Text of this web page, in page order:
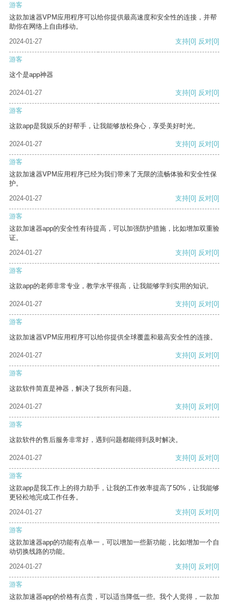
游客
这款加速器VPM应用程序可以给你提供最高速度和安全性的连接，并帮
助你在网络上自由移动。
2024-01-27
支持[0] 反对[0]
游客
这个是app神器
2024-01-27 支持[0] 反对[0]
游客
这款app是我娱乐的好帮手，让我能够放松身心，享受美好时光。
2024-01-27 支持[0] 反对[0]
游客
这款加速器VPM应用程序已经为我们带来了无限的流畅体验和安全性保
护。
2024-01-27
支持[0] 反对[0]
游客
这款加速器app的安全性有待提高，可以加强防护措施，比如增加双重验
证。
2024-01-27
支持[0] 反对[0]
游客
这款app的老师非常专业，教学水平很高，让我能够学到实用的知识。
2024-01-27 支持[0] 反对[0]
游客
这款加速器VPM应用程序可以给你提供全球覆盖和最高安全性的连接。
2024-01-27 支持[0] 反对[0]
游客
这款软件简直是神器，解决了我所有问题。
2024-01-27 支持[0] 反对[0]
游客
这款软件的售后服务非常好，遇到问题都能得到及时解决。
2024-01-27 支持[0] 反对[0]
游客
这款app是我工作上的得力助手，让我的工作效率提高了50%，让我能够
更轻松地完成工作任务。
2024-01-27
支持[0] 反对[0]
游客
这款加速器app的功能有点单一，可以增加一些新功能，比如增加一个自
动切换线路的功能。
2024-01-27
支持[0] 反对[0]
游客
这款加速器app的价格有点贵，可以适当降低一些。我个人觉得，一款加